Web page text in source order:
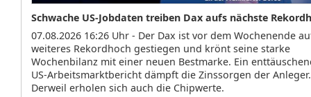
Schwache US-Jobdaten treiben Dax aufs nächste
07.08.2026 16:26 Uhr - Der Dax ist vor dem Wochenende
weiteres Rekordhoch gestiegen und krönt seine starke
Wochenbilanz mit einer neuen Bestmarke. Ein
US-Arbeitsmarktbericht dämpft die Zinssorgen der Anleger.
Derweil erholen sich auch die Chipwerte.